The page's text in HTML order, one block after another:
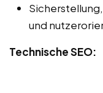
und
Technische SEO: